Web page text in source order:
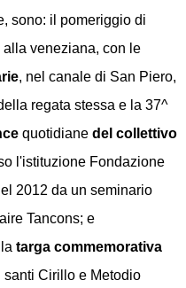
sono: il pomeriggio di
veneziana, con le
, nel canale di San Piero,
regata stessa e la 37^
quotidiane del collettivo
l'istituzione Fondazione
2012 da un seminario
Tancons; e
targa commemorativa
Cirillo e Metodio